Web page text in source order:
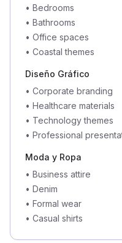
• Bedrooms
• Bathrooms
• Office spaces
• Coastal themes
Diseño Gráfico
• Corporate branding
• Healthcare materials
• Technology themes
• Professional
Moda y Ropa
• Business attire
• Denim
• Formal wear
• Casual shirts